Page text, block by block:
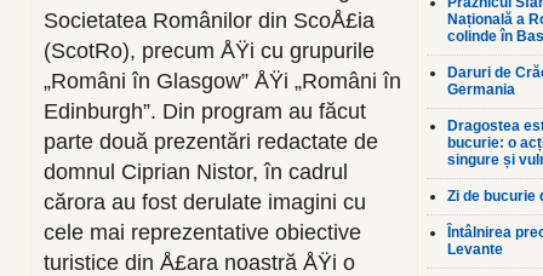
Națională a
colinde în
Daruri de
Germania
Dragostea
bucurie: o
singure și
Zi de bucurie
Întâlnirea
Levante
Societatea Românilor din ScoÅ£ia
(ScotRo), precum ÅŸi cu grupurile
„Români în Glasgow” ÅŸi „Români în
Edinburgh”. Din program au făcut
parte două prezentări redactate de
domnul Ciprian Nistor, în cadrul
cărora au fost derulate imagini cu
cele mai reprezentative obiective
turistice din Å£ara noastră ÅŸi o